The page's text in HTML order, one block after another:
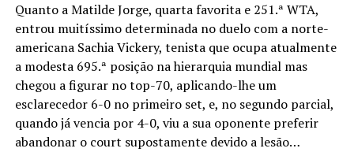
Quanto a Matilde Jorge, quarta favorita e 251.ª WTA,
entrou muitíssimo determinada no duelo com a norte-
americana Sachia Vickery, tenista que ocupa atualmente
a modesta 695.ª posição na hierarquia mundial mas
chegou a figurar no top-70, aplicando-lhe um
esclarecedor 6-0 no primeiro set, e, no segundo parcial,
quando já vencia por 4-0, viu a sua oponente preferir
abandonar o court supostamente devido a lesão…